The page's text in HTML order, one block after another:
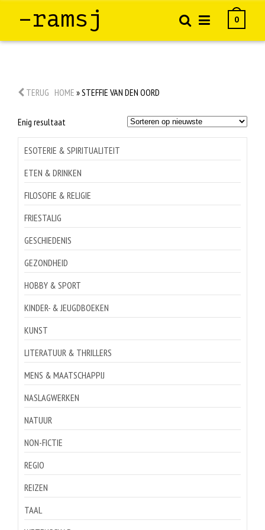
–ramsj 0
TERUG HOME »STEFFIE VAN DEN OORD
Enig resultaat
ESOTERIE & SPIRITUALITEIT
ETEN & DRINKEN
FILOSOFIE & RELIGIE
FRIESTALIG
GESCHIEDENIS
GEZONDHEID
HOBBY & SPORT
KINDER- & JEUGDBOEKEN
KUNST
LITERATUUR & THRILLERS
MENS & MAATSCHAPPIJ
NASLAGWERKEN
NATUUR
NON-FICTIE
REGIO
REIZEN
TAAL